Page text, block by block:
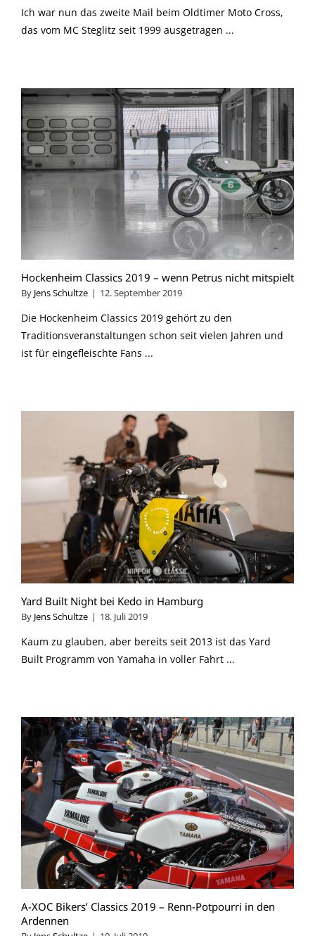
Ich war nun das zweite Mail beim Oldtimer Moto Cross,
das vom MC Steglitz seit 1999 ausgetragen ...
Hockenheim Classics 2019 – wenn Petrus nicht mitspielt
By Jens Schultze | 12. September 2019
Die Hockenheim Classics 2019 gehört zu den
Traditionsveranstaltungen schon seit vielen Jahren und
ist für eingefleischte Fans ...
Yard Built Night bei Kedo in Hamburg
By Jens Schultze | 18. Juli 2019
Kaum zu glauben, aber bereits seit 2013 ist das Yard
Built Programm von Yamaha in voller Fahrt ...
A-XOC Bikers’ Classics 2019 – Renn-Potpourri in den
Ardennen